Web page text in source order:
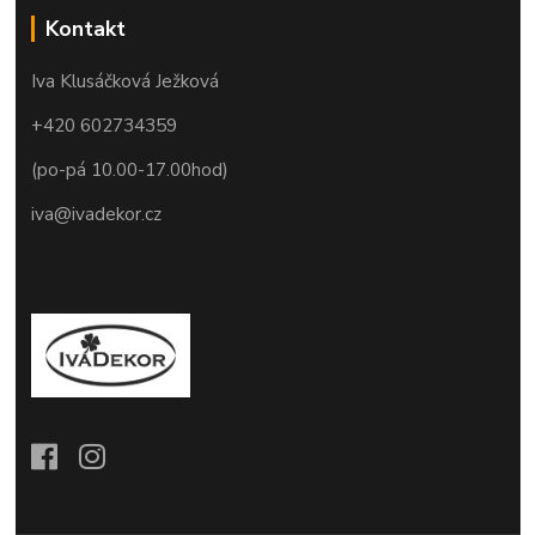
Kontakt
Iva Klusáčková Ježková
+420 602734359
(po-pá 10.00-17.00hod)
iva@ivadekor.cz